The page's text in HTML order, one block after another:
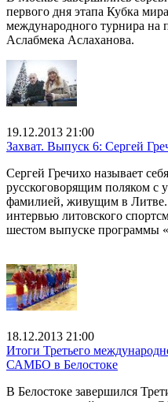
первого дня этапа Кубка
международного турнира на
Аслабмека Аслаханова.
19.12.2013 21:00
Захват. Выпуск 6: Сергей
Сергей Гречихо называет себя
русскоговорящим поляком с
фамилией, живущим в
интервью литовского
шестом выпуске программы
18.12.2013 21:00
Итоги Третьего
САМБО в Белостоке
В Белостоке завершился